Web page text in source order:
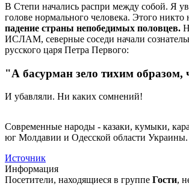
В Степи начались распри между собой. Я
голове нормального человека. Этого никто
падение страны непобедимых половцев.
ИСЛАМ, северные соседи начали
русского царя Петра Первого:
"А басурман зело тихим образом,
И убавляли. Ни каких сомнений!
Современные народы - казаки, кумыки,
юг Молдавии и Одесской области Украины.
Источник
Информация
Посетители, находящиеся в группе Гости,